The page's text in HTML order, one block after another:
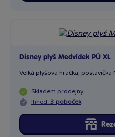
Disney plyš Medvídek PÚ XL
Velká plyšová hračka, postavička
Skladem prodejny
Ihned: 3 poboček